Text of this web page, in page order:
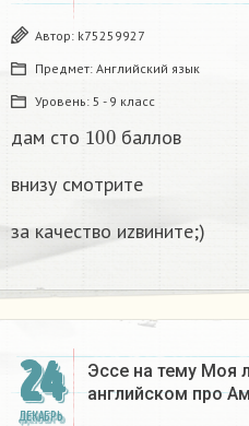
Автор: k75259927
Предмет: Английский язык
Уровень: 5 - 9 класс
дам сто 100 баллов
внизу смотрите
за качество иzвините;)
24
ДЕКАБРЬ
Эссе на тему Моя
английском про